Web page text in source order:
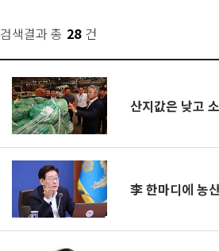
검색결과 총 28 건
산지값은 낮고
李 한마디에 농